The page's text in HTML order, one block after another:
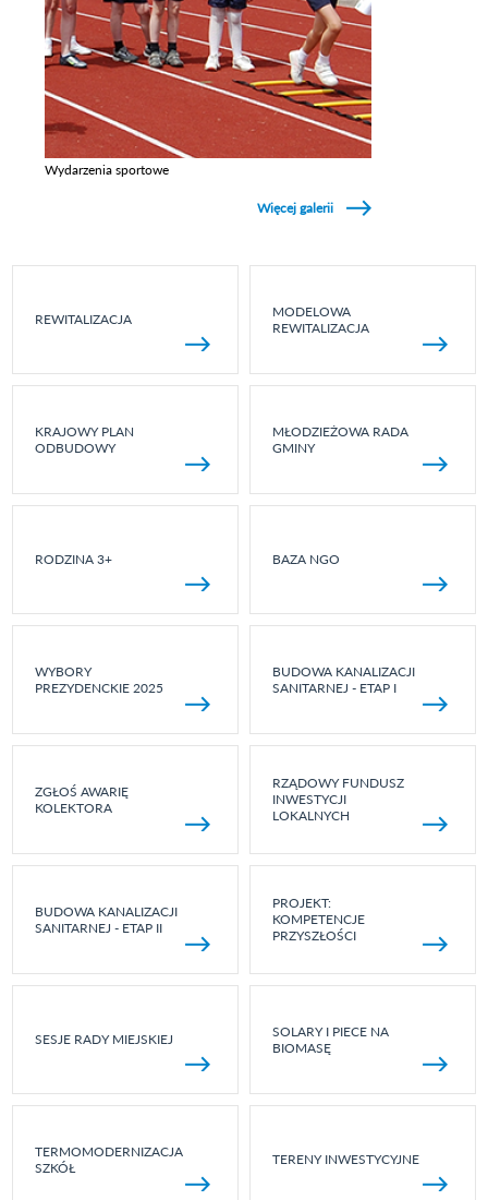
Wydarzenia sportowe
Więcej galerii
REWITALIZACJA
MODELOWA
REWITALIZACJA
KRAJOWY PLAN
ODBUDOWY
MŁODZIEŻOWA RADA
GMINY
RODZINA 3+ BAZA NGO
WYBORY
PREZYDENCKIE 2025
BUDOWA KANALIZACJI
SANITARNEJ - ETAP I
ZGŁOŚ AWARIĘ
KOLEKTORA
RZĄDOWY FUNDUSZ
INWESTYCJI
LOKALNYCH
BUDOWA KANALIZACJI
SANITARNEJ - ETAP II
PROJEKT:
KOMPETENCJE
PRZYSZŁOŚCI
SESJE RADY MIEJSKIEJ
SOLARY I PIECE NA
BIOMASĘ
TERMOMODERNIZACJA
SZKÓŁ
TERENY INWESTYCYJNE